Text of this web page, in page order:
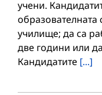
учени.
образователната
училище; да са
две години или
Кандидатите [...]